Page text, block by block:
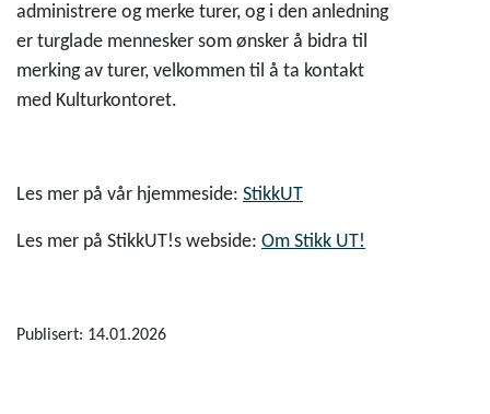
administrere og merke turer, og i den anledning
er turglade mennesker som ønsker å bidra til
merking av turer, velkommen til å ta kontakt
med Kulturkontoret.
Les mer på vår hjemmeside: StikkUT
Les mer på StikkUT!s webside: Om Stikk UT!
Publisert: 14.01.2026